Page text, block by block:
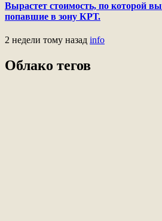
Вырастет стоимость, по которой
попавшие в зону КРТ.
2 недели тому назад info
Облако тегов